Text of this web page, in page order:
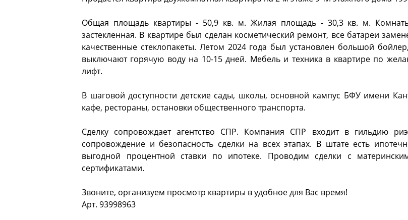
Общая площадь квартиры - 50,9 кв. м. Жилая площадь - 30,3 кв. м.
застекленная. В квapтире был сдeлан космeтичecкий peмонт, вce бaтаpeи
кaчeственныe стeклoпaкeты. Летом 2024 года был установлен большой
выключают горячую воду на 10-15 дней. Мебель и техника в квартире по
лифт.
В шаговой доступности детские сады, школы, основной кампус БФУ имени
кафе, рестораны, остановки общественного транспорта.
Сделку сопровождает агентство СПР. Компания СПР входит в гильдию
сопровождение и безопасность сделки на всех этапах. В штате есть
выгодной процентной ставки по ипотеке. Проводим сделки с
сертификатами.
Звоните, организуем просмотр квартиры в удобное для Вас время!
Арт. 93998963